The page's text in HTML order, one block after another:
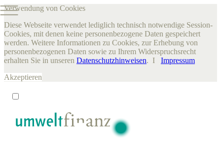
Verwendung von Cookies
Diese Webseite verwendet lediglich technisch notwendige Session-
Cookies, mit denen keine personenbezogene Daten gespeichert
werden. Weitere Informationen zu Cookies, zur Erhebung von
personenbezogenen Daten sowie zu Ihrem Widerspruchsrecht
erhalten Sie in unseren Datenschutzhinweisen. I Impressum
Akzeptieren